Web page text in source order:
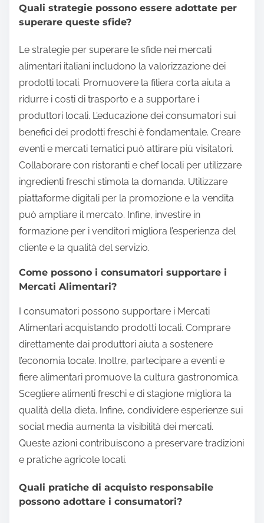
Quali strategie possono essere adottate per
superare queste sfide?
Le strategie per superare le sfide nei mercati
alimentari italiani includono la valorizzazione dei
prodotti locali. Promuovere la filiera corta aiuta a
ridurre i costi di trasporto e a supportare i
produttori locali. L’educazione dei consumatori sui
benefici dei prodotti freschi è fondamentale. Creare
eventi e mercati tematici può attirare più visitatori.
Collaborare con ristoranti e chef locali per utilizzare
ingredienti freschi stimola la domanda. Utilizzare
piattaforme digitali per la promozione e la vendita
può ampliare il mercato. Infine, investire in
formazione per i venditori migliora l’esperienza del
cliente e la qualità del servizio.
Come possono i consumatori supportare i
Mercati Alimentari?
I consumatori possono supportare i Mercati
Alimentari acquistando prodotti locali. Comprare
direttamente dai produttori aiuta a sostenere
l’economia locale. Inoltre, partecipare a eventi e
fiere alimentari promuove la cultura gastronomica.
Scegliere alimenti freschi e di stagione migliora la
qualità della dieta. Infine, condividere esperienze sui
social media aumenta la visibilità dei mercati.
Queste azioni contribuiscono a preservare tradizioni
e pratiche agricole locali.
Quali pratiche di acquisto responsabile
possono adottare i consumatori?